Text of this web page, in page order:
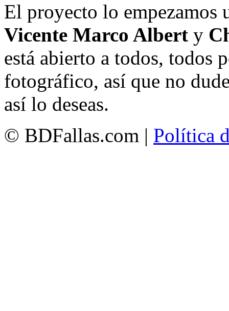
El proyecto lo empezamos
Vicente Marco Albert y
está abierto a todos, todos
fotográfico, así que no
así lo deseas.
© BDFallas.com | Política